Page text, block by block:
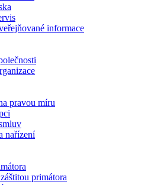
informace
pravou míru
nařízení
primátora